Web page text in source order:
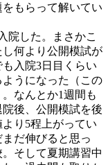
もらって解いてい
院した。まさかこ
何より公開模試が
入院3日目くらい
うになった（この
なんとか1週間も
後、公開模試を後
り5程上がってい
だ伸びると思っ
そして夏期講習中